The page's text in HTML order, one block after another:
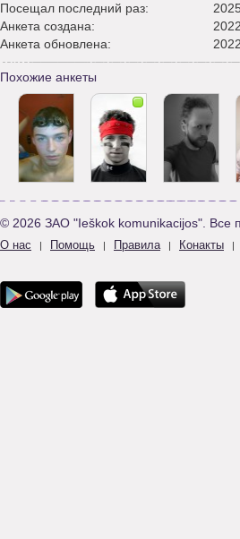
Посещал последний раз:
Анкета создана:
Анкета обновлена:
Похожие анкеты
© 2026 ЗАО "Ieškok komunikacijos". Все
О нас | Помощь | Правила | Конакты |